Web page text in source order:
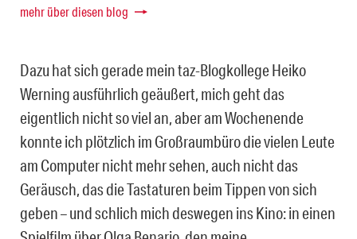
mehr über diesen blog
Dazu hat sich gerade mein taz-Blogkollege Heiko
Werning ausführlich geäußert, mich geht das
eigentlich nicht so viel an, aber am Wochenende
konnte ich plötzlich im Großraumbüro die vielen Leute
am Computer nicht mehr sehen, auch nicht das
Geräusch, das die Tastaturen beim Tippen von sich
geben – und schlich mich deswegen ins Kino: in einen